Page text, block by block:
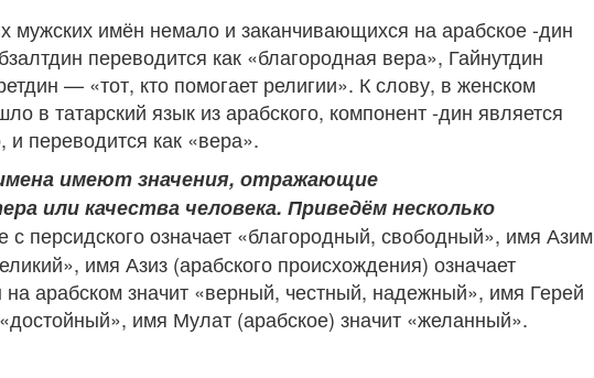
мужских имён немало и заканчивающихся на арабское -дин
переводится как «благородная вера», Гайнутдин
— «тот, кто помогает религии». К слову, в женском
в татарский язык из арабского, компонент -дин является
переводится как «вера».
имеют значения, отражающие
или качества человека. Приведём несколько
с персидского означает «благородный, свободный», имя Азим
имя Азиз (арабского происхождения) означает
арабском значит «верный, честный, надежный», имя Герей
имя Мулат (арабское) значит «желанный».